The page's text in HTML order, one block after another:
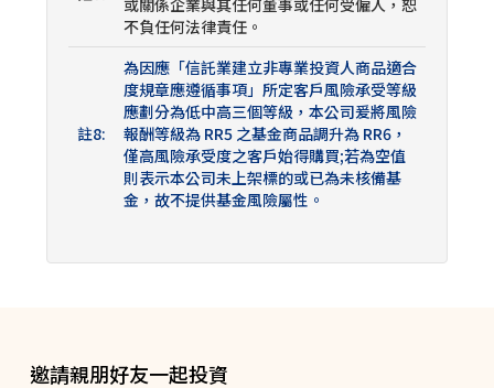
邀請親朋好友一起投資